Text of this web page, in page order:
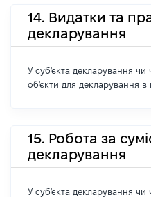
14. Видатки та
декларування
У суб'єкта декларування чи
об'єкти для декларування в
15. Робота за
декларування
У суб'єкта декларування чи